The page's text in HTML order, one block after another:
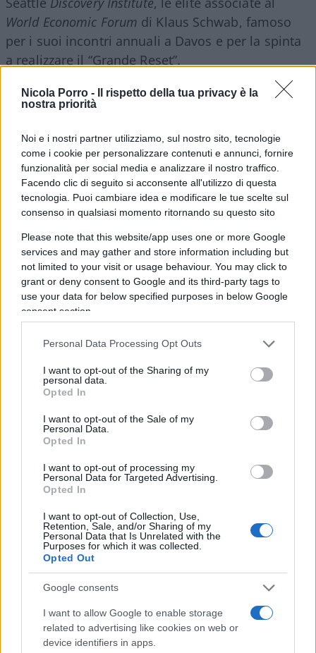
Nicola Porro -
Il rispetto della tua privacy è la
nostra priorità
Noi e i nostri partner utilizziamo, sul nostro sito, tecnologie
come i cookie per personalizzare contenuti e annunci, fornire
funzionalità per social media e analizzare il nostro traffico.
Facendo clic di seguito si acconsente all'utilizzo di questa
tecnologia. Puoi cambiare idea e modificare le tue scelte sul
consenso in qualsiasi momento ritornando su questo sito
Please note that this website/app uses one or more Google
services and may gather and store information including but
not limited to your visit or usage behaviour. You may click to
grant or deny consent to Google and its third-party tags to
use your data for below specified purposes in below Google
consent section.
Personal Data Processing Opt Outs
I want to opt-out of the Sharing of my
personal data.
Opted In
I want to opt-out of the Sale of my
Personal Data.
Opted In
I want to opt-out of processing my
Personal Data for Targeted Advertising.
Opted In
I want to opt-out of Collection, Use,
Retention, Sale, and/or Sharing of my
Personal Data that Is Unrelated with the
Purposes for which it was collected.
Opted Out
Google consents
I want to allow Google to enable storage
related to advertising like cookies on web or
device identifiers in apps.
World Economic Forum di Klaus Schwab, famoso
per i suoi incontri annuali a Davos e per la spinta
a realizzare il “Grande Reset”.
interni che si nascondono tra le élite statunitensi,
nei partiti politici, nelle burocrazie governative,
nel mondo accademico e aziendale, nonché in
gruppi comeBlack Lives Matter(BLM) eAntifa. “Le
élite – spiega Powell – usano questi ultimi gruppi
nello stesso modo in cui Hitler usava le camicie
brune. BLM eAntifasono essenzialmente i fanti
delle élite usati per fomentare la paura interna e
la divisione, oltre che per distruggere il legame
della società con il suo passato e persino per far
facilita il gioco finale di subordinare gli Stati Uniti
al Nuovo Ordine Mondiale voluto dall’élite
globale”. Insomma, cancellare e distruggere
la nuova “Terra promessa”: il Nuovo Ordine
Mondiale. Quello che probabilmente (ma non
necessariamente) i “nemici interni” ignorano è che
la cultura della cancellazione è regressiva, non
Il futuro distopico immaginato da George Orwell
nel suo“1984”, pubblicato nell’anno che segnò
l’inizio del regime comunista di Mao Zedong in
Cina, il 1949, si è infine avverato. Orwell non ha
usato l’espressionecancel culture, ma ha descritto
con precisione come la cosa funziona: “Colui che